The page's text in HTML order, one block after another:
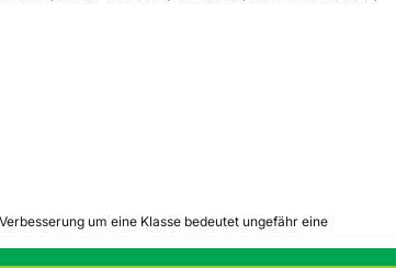
um eine Klasse bedeutet ungefähr eine